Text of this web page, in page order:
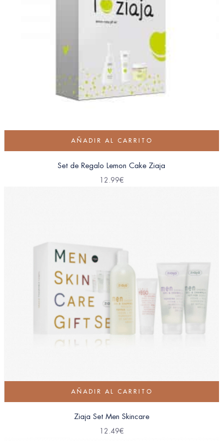
AÑADIR AL CARRITO
Set de Regalo Lemon Cake Ziaja
12.99€
AÑADIR AL CARRITO
Ziaja Set Men Skincare
12.49€